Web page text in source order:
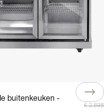
buitenkeuken -
€ 3.898